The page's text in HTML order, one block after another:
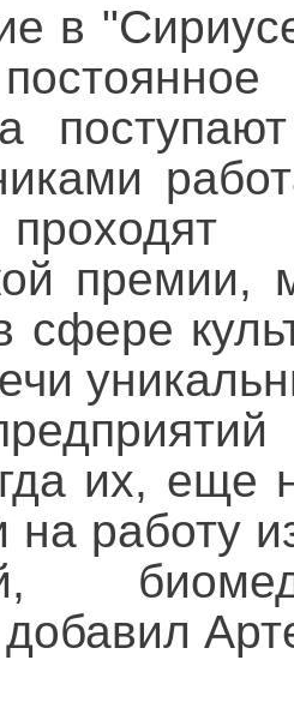
в
премии,
сфере
их, еще
на работу